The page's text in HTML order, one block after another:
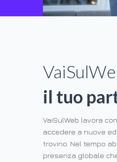
il tuo
VaiSulWeb lavora
accedere a nuove
trovino. Nel tempo
presenza globale